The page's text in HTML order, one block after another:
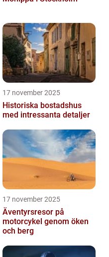
17 november 2025
Historiska bostadshus
med intressanta detaljer
17 november 2025
Äventyrsresor på
motorcykel genom öken
och berg